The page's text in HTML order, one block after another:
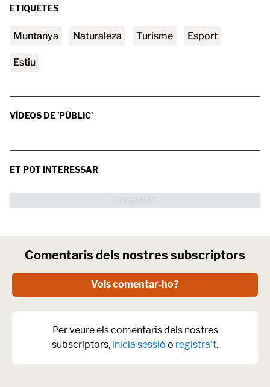
ETIQUETES
muntanya naturaleza turisme esport
estiu
VÍDEOS DE 'PÚBLIC'
ET POT INTERESSAR
Comentaris dels nostres subscriptors
Vols comentar-ho?
Per veure els comentaris dels nostres
subscriptors, inicia sessió o registra't.